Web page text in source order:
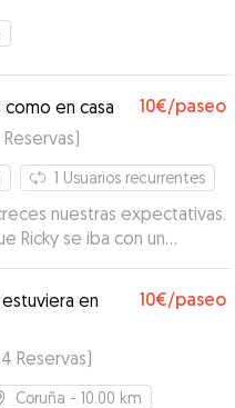
en casa 10€/paseo
Reservas)
1 Usuarios recurrentes
nuestras expectativas.
Ricky se iba con un
Ella es muy calmada y
todo el tiempo de como
videos y fotos.
”
en
10€/paseo
Reservas)
Coruña - 10.00 km